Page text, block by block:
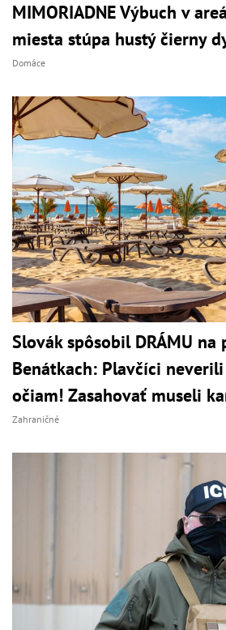
MIMORIADNE Výbuch v
miesta stúpa hustý čierny
Domáce
Slovák spôsobil DRÁMU na
Benátkach: Plavčíci
očiam! Zasahovať museli
Zahraničné